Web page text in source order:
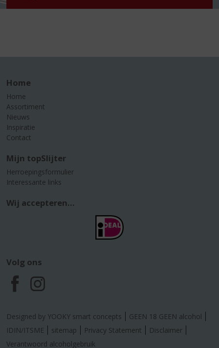
Home
Home
Assortiment
Nieuws
Inspiratie
Contact
Mijn topSlijter
Herroepingsformulier
Interessante links
Wij accepteren...
Volg ons
F
a
c
I
n
s
Designed by YOOKY smart concepts
GEEN 18 GEEN alcohol
IDIN/ITSME
sitemap Privacy Statement
Disclaimer
Verantwoord alcoholgebruik